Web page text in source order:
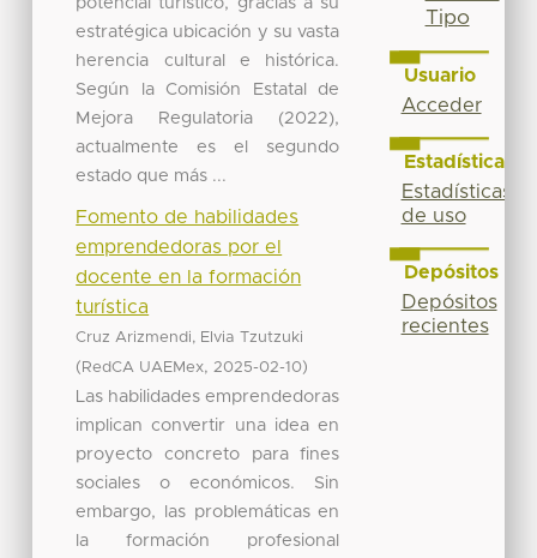
estratégica ubicación y su vasta
herencia cultural e histórica.
Según la Comisión Estatal de
Mejora Regulatoria (2022),
actualmente es el segundo
estado que más ...
Fomento de habilidades
emprendedoras por el
docente en la formación
turística
Cruz Arizmendi, Elvia Tzutzuki
( RedCA UAEMex, 2025-02-10)
Las habilidades emprendedoras
implican convertir una idea en
proyecto concreto para fines
sociales o económicos. Sin
embargo, las problemáticas en
la formación profesional
Tipo
Usuario
Acceder
Estadísticas
Estadísticas
de uso
Depósitos
Depósitos
recientes